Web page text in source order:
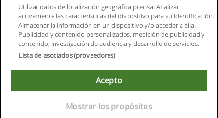
Privacidad de datos
Contactar con Educaedu
Copyright © Educaedu Business S.L. - CIF : B-95610580: -
Utilizar datos de localización geográfica precisa. Analizar
activamente las características del dispositivo para su identificación.
Almacenar la información en un dispositivo y/o acceder a ella.
Publicidad y contenido personalizados, medición de publicidad y
contenido, investigación de audiencia y desarrollo de servicios.
Lista de asociados (proveedores)
Acepto
Mostrar los propósitos